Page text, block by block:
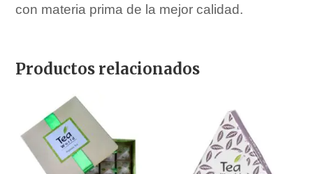
con materia prima de la mejor calidad.
Productos relacionados